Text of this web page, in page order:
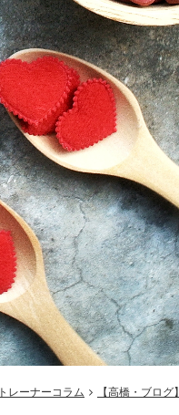
トレーナーコラム 【高橋・ブログ】